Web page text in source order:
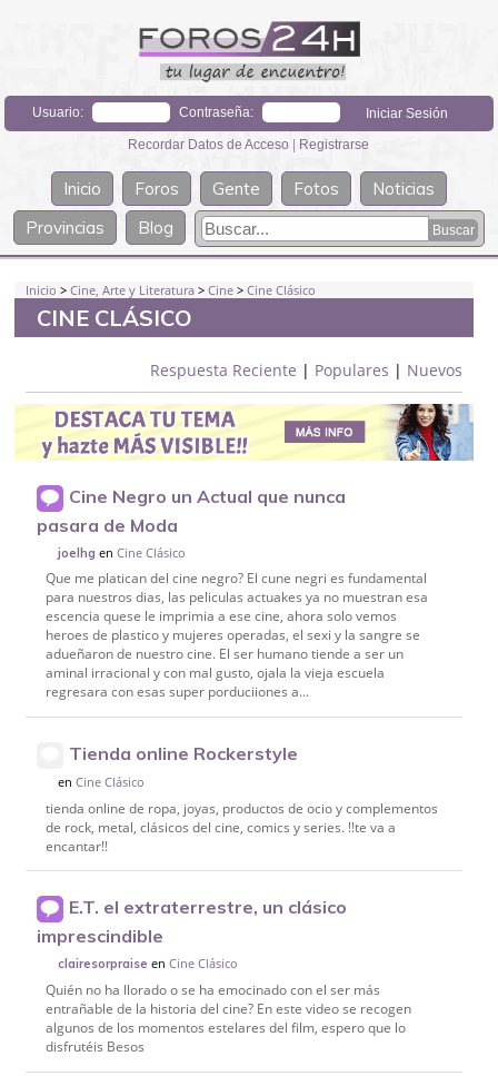
Usuario: Contraseña:
Recordar Datos de Acceso | Registrarse
Inicio Foros Gente Fotos
Noticias
Provincias
Blog
Inicio >Cine, Arte y Literatura >Cine >Cine Clásico
CINE CLÁSICO
Respuesta Reciente | Populares | Nuevos
Cine Negro un Actual que nunca
pasara de Moda
joelhg enCine Clásico
Que me platican del cine negro? El cune negri es fundamental
para nuestros dias, las peliculas actuakes ya no muestran esa
escencia quese le imprimia a ese cine, ahora solo vemos
heroes de plastico y mujeres operadas, el sexi y la sangre se
adueñaron de nuestro cine. El ser humano tiende a ser un
aminal irracional y con mal gusto, ojala la vieja escuela
regresara con esas super porduciiones a...
Tienda online Rockerstyle
enCine Clásico
tienda online de ropa, joyas, productos de ocio y complementos
de rock, metal, clásicos del cine, comics y series. !!te va a
encantar!!
E.T. el extraterrestre, un clásico
imprescindible
clairesorpraise enCine Clásico
Quién no ha llorado o se ha emocinado con el ser más
entrañable de la historia del cine? En este video se recogen
algunos de los momentos estelares del film, espero que lo
disfrutéis Besos